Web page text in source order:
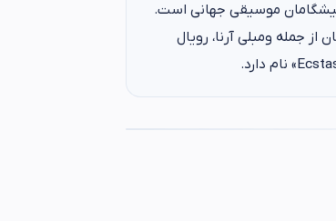
پیشگامان موسیقی جهانی است.
از جمله ومبلی آرنا، رویال